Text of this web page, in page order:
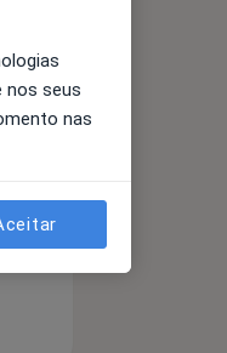
nos seus
nas